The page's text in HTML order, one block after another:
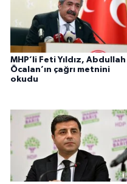
MHP’li Feti Yıldız, Abdullah
Öcalan’ın çağrı metnini
okudu